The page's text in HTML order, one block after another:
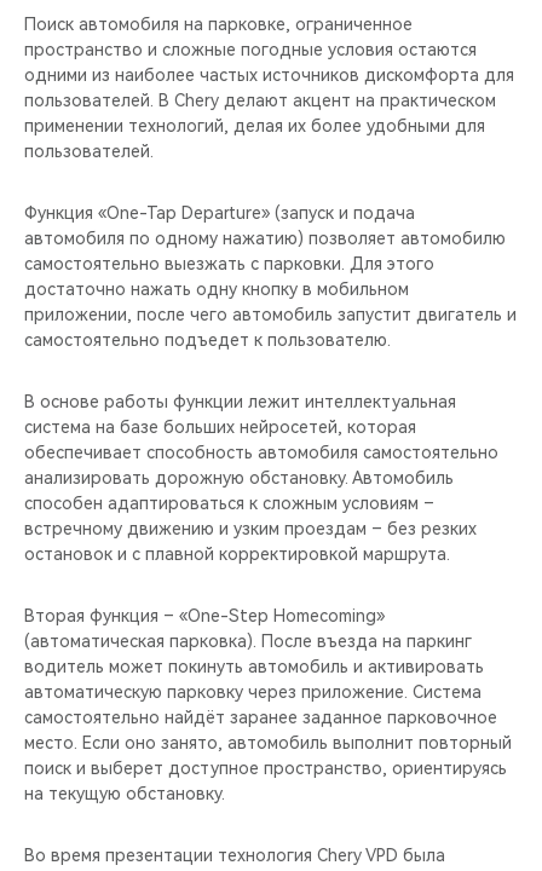
Поиск автомобиля на парковке, ограниченное
пространство и сложные погодные условия остаются
одними из наиболее частых источников дискомфорта для
пользователей. В Chery делают акцент на практическом
применении технологий, делая их более удобными для
пользователей.
Функция «One-Tap Departure» (запуск и подача
автомобиля по одному нажатию) позволяет автомобилю
самостоятельно выезжать с парковки. Для этого
достаточно нажать одну кнопку в мобильном
приложении, после чего автомобиль запустит двигатель и
самостоятельно подъедет к пользователю.
В основе работы функции лежит интеллектуальная
система на базе больших нейросетей, которая
обеспечивает способность автомобиля самостоятельно
анализировать дорожную обстановку. Автомобиль
способен адаптироваться к сложным условиям –
встречному движению и узким проездам – без резких
остановок и с плавной корректировкой маршрута.
Вторая функция – «One-Step Homecoming»
(автоматическая парковка). После въезда на паркинг
водитель может покинуть автомобиль и активировать
автоматическую парковку через приложение. Система
самостоятельно найдёт заранее заданное парковочное
место. Если оно занято, автомобиль выполнит повторный
поиск и выберет доступное пространство, ориентируясь
на текущую обстановку.
Во время презентации технология Chery VPD была